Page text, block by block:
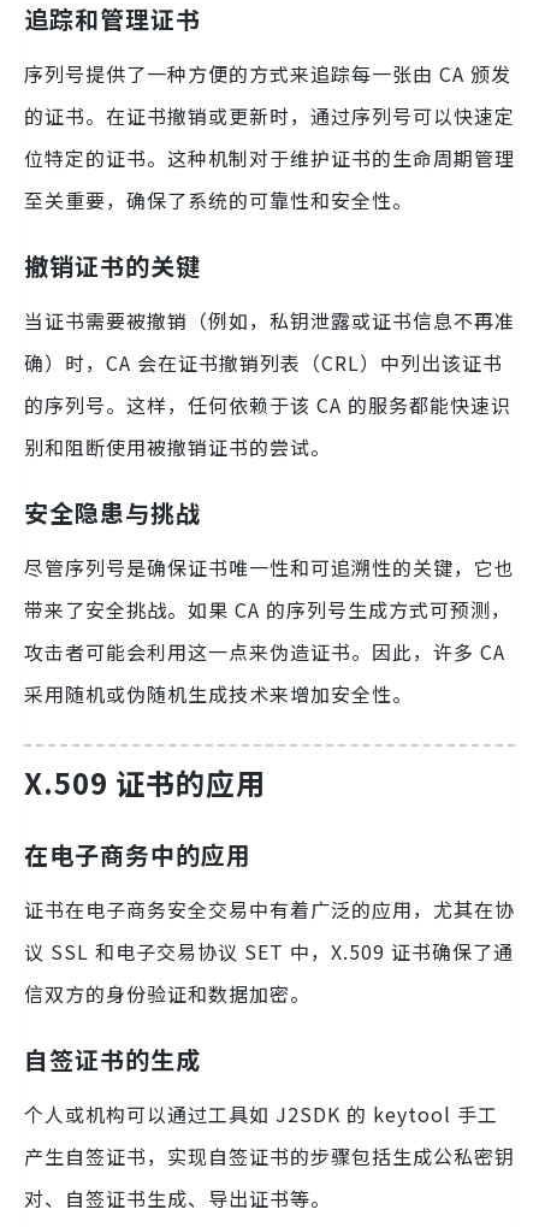
追踪和管理证书
序列号提供了一种方便的方式来追踪每一张由 CA 颁发
的证书。在证书撤销或更新时，通过序列号可以快速定
位特定的证书。这种机制对于维护证书的生命周期管理
至关重要，确保了系统的可靠性和安全性。
撤销证书的关键
当证书需要被撤销（例如，私钥泄露或证书信息不再准
确）时，CA 会在证书撤销列表（CRL）中列出该证书
的序列号。这样，任何依赖于该 CA 的服务都能快速识
别和阻断使用被撤销证书的尝试。
安全隐患与挑战
尽管序列号是确保证书唯一性和可追溯性的关键，它也
带来了安全挑战。如果 CA 的序列号生成方式可预测，
攻击者可能会利用这一点来伪造证书。因此，许多 CA
采用随机或伪随机生成技术来增加安全性。
X.509 证书的应用
在电子商务中的应用
证书在电子商务安全交易中有着广泛的应用，尤其在协
议 SSL 和电子交易协议 SET 中，X.509 证书确保了通
信双方的身份验证和数据加密。
自签证书的生成
个人或机构可以通过工具如 J2SDK 的 keytool 手工
产生自签证书，实现自签证书的步骤包括生成公私密钥
对、自签证书生成、导出证书等。